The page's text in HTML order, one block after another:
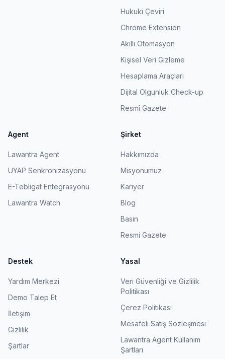
Hukuki Çeviri
Chrome Extension
Akıllı Otomasyon
Kişisel Veri Gizleme
Hesaplama Araçları
Dijital Olgunluk Check-up
Resmî Gazete
Agent
Lawantra Agent
UYAP Senkronizasyonu
E-Tebligat Entegrasyonu
Lawantra Watch
Şirket
Hakkımızda
Misyonumuz
Kariyer
Blog
Basın
Resmi Gazete
Destek
Yardım Merkezi
Demo Talep Et
İletişim
Gizlilik
Şartlar
Yasal
Veri Güvenliği ve Gizlilik
Politikası
Çerez Politikası
Mesafeli Satış Sözleşmesi
Lawantra Agent Kullanım
Şartları